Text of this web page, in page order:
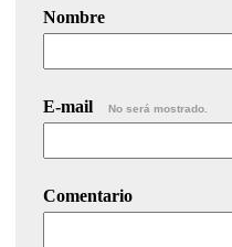
Nombre
E-mail No será mostrado.
Comentario